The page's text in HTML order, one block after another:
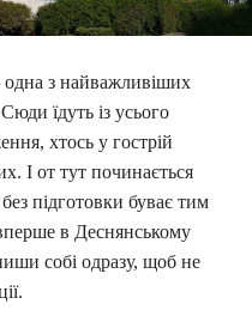
з найважливіших
їдуть із усього
хтось у гострій
І от тут починається
підготовки буває тим
в Деснянському
собі одразу, щоб не